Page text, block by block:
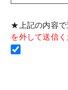
★上記の内容で
を外して送信く